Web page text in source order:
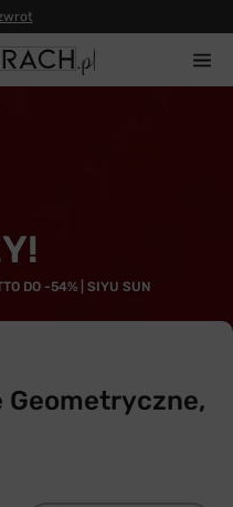
DO -54% | SIYU SUN
Geometryczne,